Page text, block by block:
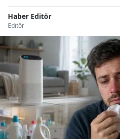
Haber Editör
Editör